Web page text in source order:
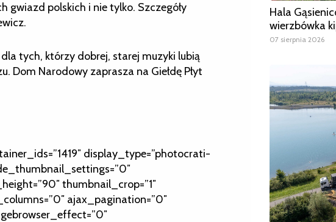
gwiazd polskich i nie tylko. Szczegóły
tych, którzy dobrej, starej muzyki lubią
Dom Narodowy zaprasza na Giełdę Płyt
display_type=”photocrati-
thumbnail_crop=”1″
ajax_pagination=”0″
Hala
wierzbówka
07 sierpnia 2026